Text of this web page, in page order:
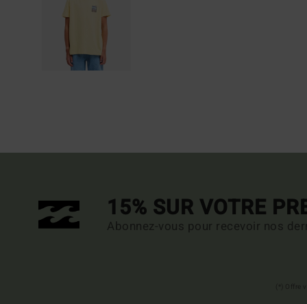
15% SUR VOTRE
Abonnez-vous pour recevoir nos